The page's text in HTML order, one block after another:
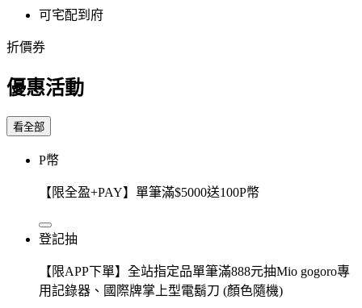
可宅配到府
折價券
優惠活動
看全部
P幣
【限全盈+PAY】單筆滿$5000送100P幣
登記抽
【限APP下單】全站指定品單筆滿888元抽Mio gogoro專
用記錄器、國際牌掌上型電鬍刀 (顏色隨機)